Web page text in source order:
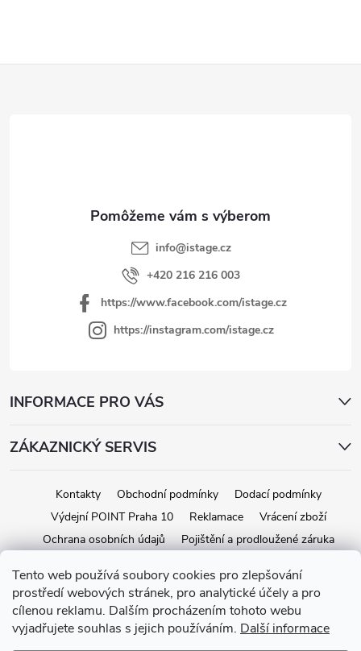
Tento web používá soubory cookies pro zlepšování
prostředí webových stránek, pro analytické účely a pro
cílenou reklamu. Dalším procházením tohoto webu
vyjadřujete souhlas s jejich používáním. Další informace
info@istage.cz
+420 216 216 003
https://www.facebook.com/istage.cz
https://instagram.com/istage.cz
INFORMACE PRO VÁS
ZÁKAZNICKÝ SERVIS
Kontakty Obchodní podmínky
Dodací podmínky
Výdejní POINT Praha 10
Reklamace
Vrácení zboží
Ochrana osobních údajů
Pojištění a prodloužené záruka
Copyright 2026iStage.cz. Všetky práva vyhradené. Upraviť nastavenie
cookies